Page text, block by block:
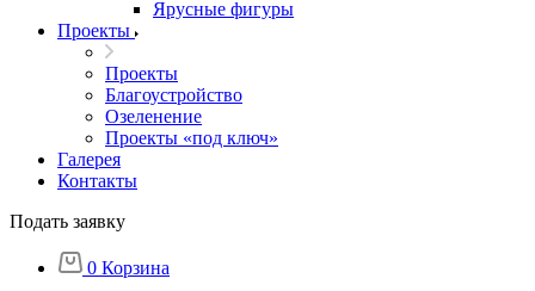
Ярусные фигуры
Проекты
Проекты
Благоустройство
Озеленение
Проекты «под ключ»
Галерея
Контакты
Подать заявку
0 Корзина